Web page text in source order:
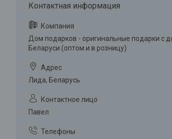
Дом подарков - оригинальные подарки с
Беларуси (оптом и в розницу)
Лида, Беларусь
Павел